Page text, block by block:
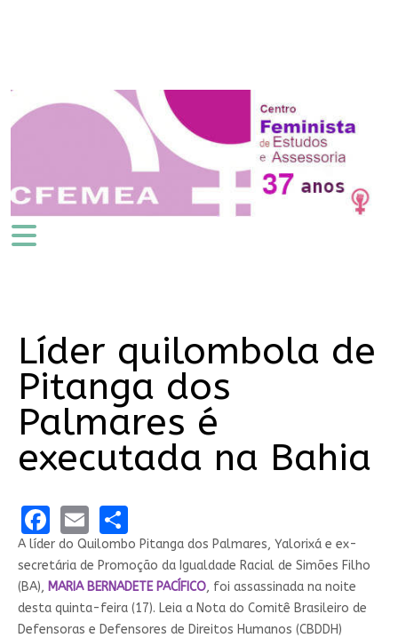
Líder quilombola de
Pitanga dos
Palmares é
executada na Bahia
Facebook
EmailShare
A líder do Quilombo Pitanga dos Palmares, Yalorixá e ex-
secretária de Promoção da Igualdade Racial de Simões Filho
(BA), MARIA BERNADETE PACÍFICO, foi assassinada na noite
desta quinta-feira (17). Leia a Nota do Comitê Brasileiro de
Defensoras e Defensores de Direitos Humanos (CBDDH)